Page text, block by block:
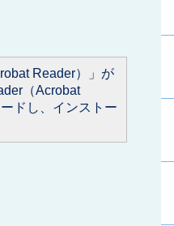
Reader）」が
（Acrobat
ドし、インストー